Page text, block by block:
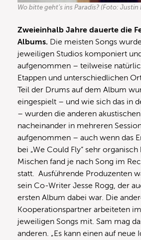
Wo bitte geht’s ins Paradis? (Foto: Justin
Zweieinhalb Jahre dauerte die
Albums. Die meisten Songs
jeweiligen Studios komponiert
aufgenommen – teilweise
Etappen und unterschiedlichen
Teil der Drums auf dem Album
eingespielt – und wie sich das in
– wurden die anderen
nacheinander in mehreren
aufgenommen – auch wenn das
bei „We Could Fly“ sehr organisch
Mischen fand je nach Song im
statt. Ausführende Produzenten
sein Co-Writer Jesse Rogg, der
ersten Album dabei war. Die
Kooperationspartner arbeiteten
jeweiligen Songs mit. Sam mag
anderen. „Es kann einen auf neue